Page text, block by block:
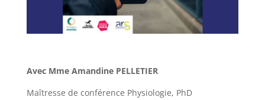
Avec Mme Amandine PELLETIER
Maîtresse de conférence Physiologie, PhD